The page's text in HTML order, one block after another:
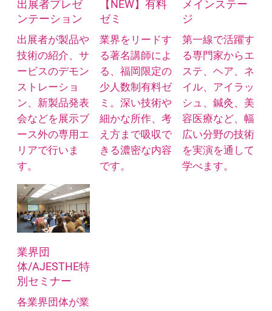
出展者プレゼ
ンテーション
出展者が製品や
技術の紹介、サ
ービスのデモン
ストレーショ
ン、新製品発表
会などを展示ブ
ース外の専用エ
リアで行いま
す。
【NEW】有料
ゼミ
業界をリードす
る著名講師によ
る、福岡限定の
少人数制有料ゼ
ミ。深い技術や
細かな所作、考
え方まで吸収で
きる濃密な内容
です。
メインステー
ジ
第一線で活躍す
る専門家からエ
ステ、ヘア、ネ
イル、アイラッ
シュ、鍼灸、美
容医療など、幅
広い分野の技術
を実演を通して
学べます。
業界団
体/AJESTHE特
別セミナー
各業界団体が業